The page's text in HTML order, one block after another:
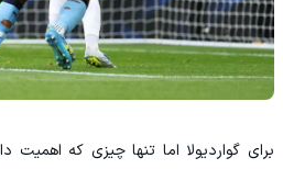
برای گواردیولا اما تنها چیزی که